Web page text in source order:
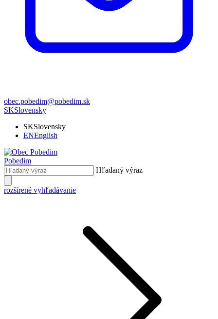
obec.pobedim@pobedim.sk
SKSlovensky
SKSlovensky
ENEnglish
Pobedim
Hľadaný výraz
rozšírené vyhľadávanie